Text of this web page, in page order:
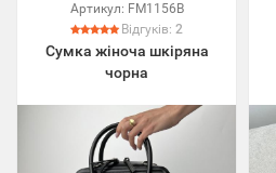
Артикул: FM1156B
Відгуків: 2
Сумка жіноча шкіряна
чорна